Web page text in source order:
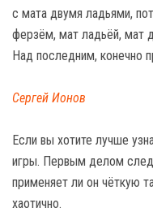
с мата двумя ладьями,
ферзём, мат ладьёй, мат
Над последним, конечно
Сергей Ионов
Если вы хотите лучше
игры. Первым делом
применяет ли он чёткую
хаотично.